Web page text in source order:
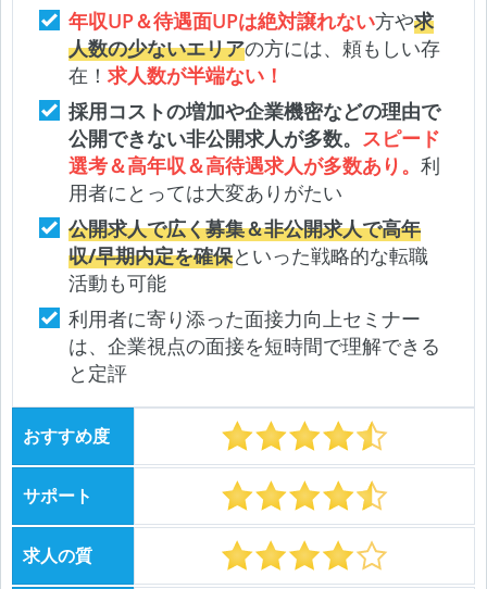
年収UP＆待遇面UPは絶対譲れない方や求
人数の少ないエリアの方には、頼もしい存
在！ 求人数が半端ない！
採用コストの増加や企業機密などの理由で
公開できない非公開求人が多数。 スピード
選考＆高年収＆高待遇求人が多数あり。 利
用者にとっては大変ありがたい
公開求人で広く募集＆非公開求人で高年
収/早期内定を確保といった戦略的な転職
活動も可能
利用者に寄り添った面接力向上セミナー
は、企業視点の面接を短時間で理解できる
と定評
おすすめ度
サポート
求人の質